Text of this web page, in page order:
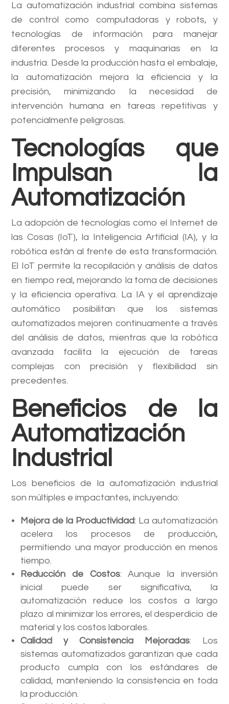
La automatización industrial combina sistemas
de control como computadoras y robots, y
tecnologías de información para manejar
diferentes procesos y maquinarias en la
industria. Desde la producción hasta el embalaje,
la automatización mejora la eficiencia y la
precisión, minimizando la necesidad de
intervención humana en tareas repetitivas y
potencialmente peligrosas.
Tecnologías que
Impulsan la
Automatización
La adopción de tecnologías como el Internet de
las Cosas (IoT), la Inteligencia Artificial (IA), y la
robótica están al frente de esta transformación.
El IoT permite la recopilación y análisis de datos
en tiempo real, mejorando la toma de decisiones
y la eficiencia operativa. La IA y el aprendizaje
automático posibilitan que los sistemas
automatizados mejoren continuamente a través
del análisis de datos, mientras que la robótica
avanzada facilita la ejecución de tareas
complejas con precisión y flexibilidad sin
precedentes.
Beneficios de la
Automatización
Industrial
Los beneficios de la automatización industrial
son múltiples e impactantes, incluyendo:
Mejora de la Productividad: La automatización
acelera los procesos de producción,
permitiendo una mayor producción en menos
tiempo.
Reducción de Costos: Aunque la inversión
inicial puede ser significativa, la
automatización reduce los costos a largo
plazo al minimizar los errores, el desperdicio de
material y los costos laborales.
Calidad y Consistencia Mejoradas: Los
sistemas automatizados garantizan que cada
producto cumpla con los estándares de
calidad, manteniendo la consistencia en toda
la producción.